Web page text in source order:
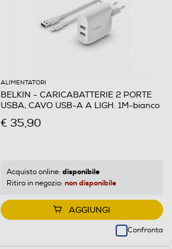
ALIMENTATORI
BELKIN - CARICABATTERIE 2 PORTE
USBA, CAVO USB-A A LIGH. 1M-bianco
€ 35,90
Acquisto online: disponibile
Ritiro in negozio: non disponibile
AGGIUNGI
Confronta